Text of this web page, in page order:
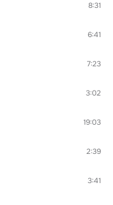
8:31
6:41
7:23
3:02
19:03
2:39
3:41